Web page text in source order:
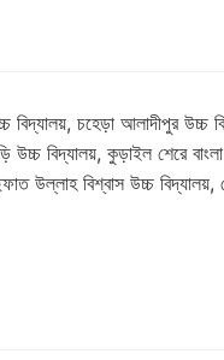
চহেড়া আলাদীপুর উচ্চ
উচ্চ বিদ্যালয়, কুড়াইল শেরে
উল্লাহ বিশ্বাস উচ্চ বিদ্যালয়,